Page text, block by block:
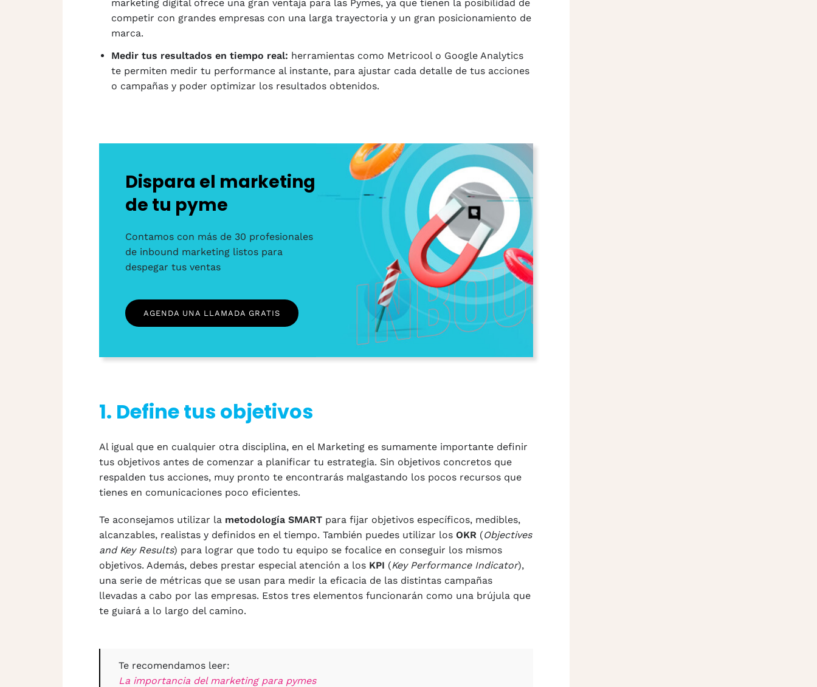
marketing digital ofrece una gran ventaja para las Pymes, ya que tienen la posibilidad de
competir con grandes empresas con una larga trayectoria y un gran posicionamiento de
marca.
Medir tus resultados en tiempo real: herramientas como Metricool o Google Analytics
te permiten medir tu performance al instante, para ajustar cada detalle de tus acciones
o campañas y poder optimizar los resultados obtenidos.
Dispara el marketing
de tu pyme
Contamos con más de 30 profesionales
de inbound marketing listos para
despegar tus ventas
AGENDA UNA LLAMADA GRATIS
1. Define tus objetivos
Al igual que en cualquier otra disciplina, en el Marketing es sumamente importante definir
tus objetivos antes de comenzar a planificar tu estrategia. Sin objetivos concretos que
respalden tus acciones, muy pronto te encontrarás malgastando los pocos recursos que
tienes en comunicaciones poco eficientes.
Te aconsejamos utilizar la metodología SMARTpara fijar objetivos específicos, medibles,
alcanzables, realistas y definidos en el tiempo. También puedes utilizar los OKR(Objectives
and Key Results) para lograr que todo tu equipo se focalice en conseguir los mismos
objetivos. Además, debes prestar especial atención a los KPI (Key Performance Indicator),
una serie de métricas que se usan para medir la eficacia de las distintas campañas
llevadas a cabo por las empresas. Estos tres elementos funcionarán como una brújula que
te guiará a lo largo del camino.
Te recomendamos leer:
La importancia del marketing para pymes